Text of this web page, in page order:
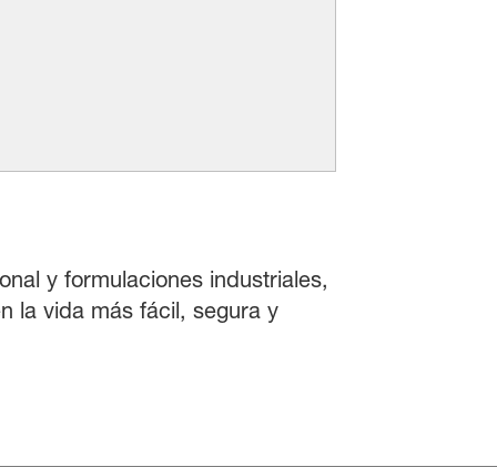
y formulaciones industriales,
la vida más fácil, segura y